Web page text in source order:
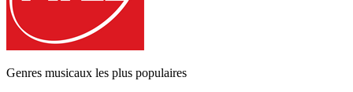
Genres musicaux les plus populaires